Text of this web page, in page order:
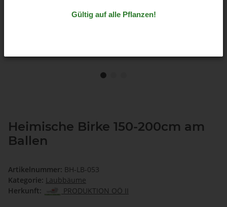
Gültig auf alle Pflanzen!
Heimische Birke 150-200cm am
Ballen
Artikelnummer: BH-LB-053
Kategorie: Laubbäume
Herkunft:
PRODUKTION OÖ II